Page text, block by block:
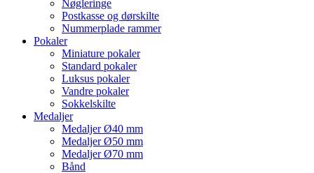
Nøgleringe
Postkasse og dørskilte
Nummerplade rammer
Pokaler
Miniature pokaler
Standard pokaler
Luksus pokaler
Vandre pokaler
Sokkelskilte
Medaljer
Medaljer Ø40 mm
Medaljer Ø50 mm
Medaljer Ø70 mm
Bånd